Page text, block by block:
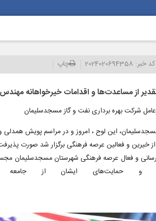
کد خبر: 2024020694358 چاپ
از مساعدت‌ها و اقدامات خیرخواهانه
شرکت بهره برداری نفت و گاز مسجدسلیمان
این لوح ، امروز و در مراسم پویش
خیرین و فعالین عرصه فرهنگی برگزار شد صورت
و فعال عرصه فرهنگی شهرستان مسجدسلیمان
و حمایت‌های ایشان از جامعه